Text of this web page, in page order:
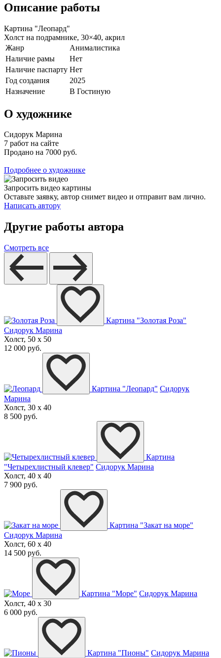
Описание работы
Картина "Леопард"
Холст на подрамнике, 30×40, акрил
Жанр
Анималистика
Наличие рамы
Нет
Наличие паспарту Нет
Год создания
2025
Назначение
В Гостиную
О художнике
Сидорук Марина
7 работ на сайте
Продано на 7000 руб.
Подробнее о художнике
Запросить видео картины
Оставьте заявку, автор снимет видео и отправит вам лично.
Написать автору
Другие работы автора
Смотреть все
Картина "Золотая Роза"
Сидорук Марина
Холст, 50 x 50
12 000 руб.
Картина "Леопард" Сидорук
Марина
Холст, 30 x 40
8 500 руб.
Картина
"Четырехлистный клевер" Сидорук Марина
Холст, 40 x 40
7 900 руб.
Картина "Закат на море"
Сидорук Марина
Холст, 60 x 40
14 500 руб.
Картина "Море" Сидорук Марина
Холст, 40 x 30
6 000 руб.
Картина "Пионы" Сидорук Марина